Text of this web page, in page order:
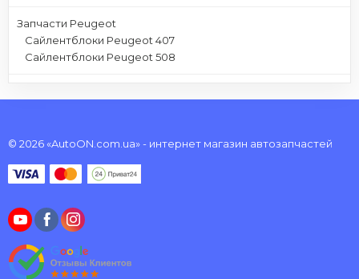
Запчасти Peugeot
Сайлентблоки Peugeot 407
Сайлентблоки Peugeot 508
© 2026 «AutoON.com.ua» - интернет магазин автозапчастей